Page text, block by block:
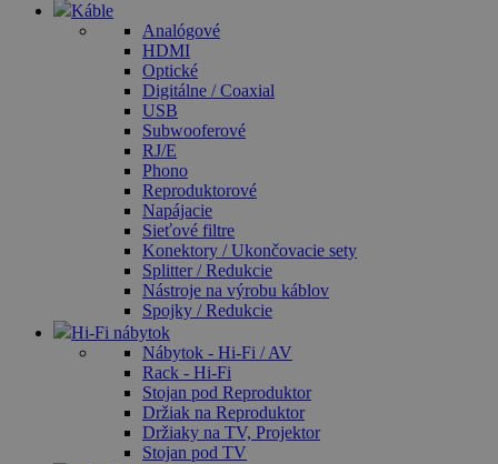
Káble
Analógové
HDMI
Optické
Digitálne / Coaxial
USB
Subwooferové
RJ/E
Phono
Reproduktorové
Napájacie
Sieťové filtre
Konektory / Ukončovacie sety
Splitter / Redukcie
Nástroje na výrobu káblov
Spojky / Redukcie
Hi-Fi nábytok
Nábytok - Hi-Fi / AV
Rack - Hi-Fi
Stojan pod Reproduktor
Držiak na Reproduktor
Držiaky na TV, Projektor
Stojan pod TV